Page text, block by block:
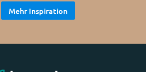
Mehr Inspiration